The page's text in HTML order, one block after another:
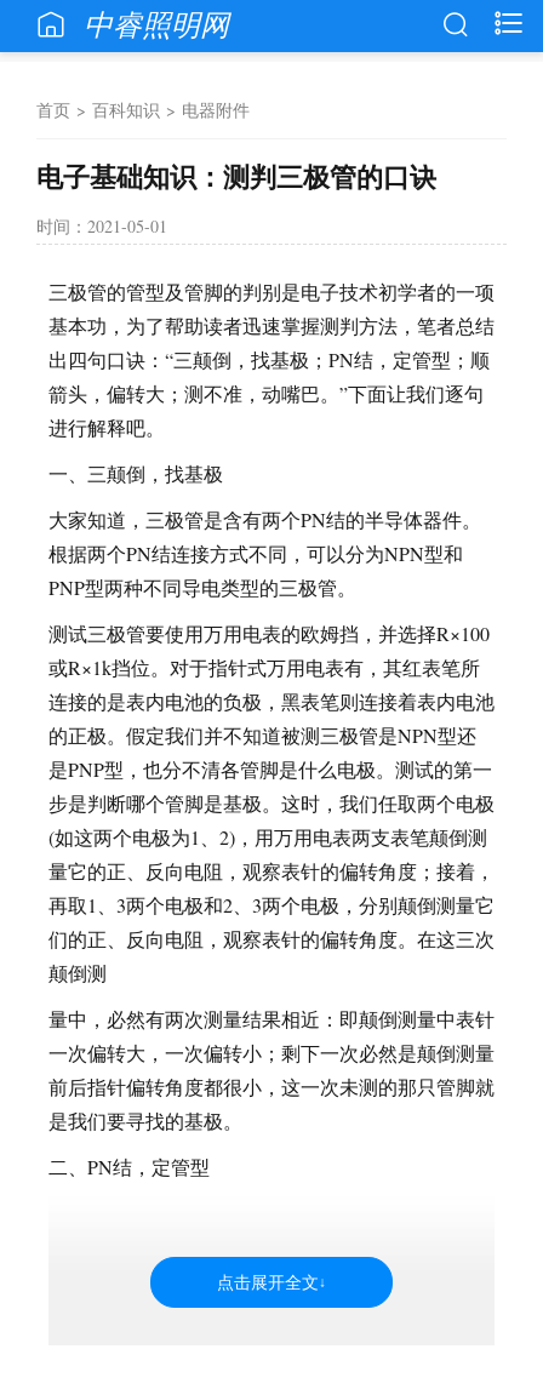
中睿照明网
首页 > 百科知识 > 电器附件
电子基础知识：测判三极管的口诀
时间：2021-05-01
三极管的管型及管脚的判别是电子技术初学者的一项
基本功，为了帮助读者迅速掌握测判方法，笔者总结
出四句口诀：“三颠倒，找基极；PN结，定管型；顺
箭头，偏转大；测不准，动嘴巴。”下面让我们逐句
进行解释吧。
一、三颠倒，找基极
大家知道，三极管是含有两个PN结的半导体器件。
根据两个PN结连接方式不同，可以分为NPN型和
PNP型两种不同导电类型的三极管。
测试三极管要使用万用电表的欧姆挡，并选择R×100
或R×1k挡位。对于指针式万用电表有，其红表笔所
连接的是表内电池的负极，黑表笔则连接着表内电池
的正极。假定我们并不知道被测三极管是NPN型还
是PNP型，也分不清各管脚是什么电极。测试的第一
步是判断哪个管脚是基极。这时，我们任取两个电极
(如这两个电极为1、2)，用万用电表两支表笔颠倒测
量它的正、反向电阻，观察表针的偏转角度；接着，
再取1、3两个电极和2、3两个电极，分别颠倒测量它
们的正、反向电阻，观察表针的偏转角度。在这三次
颠倒测
量中，必然有两次测量结果相近：即颠倒测量中表针
一次偏转大，一次偏转小；剩下一次必然是颠倒测量
前后指针偏转角度都很小，这一次未测的那只管脚就
是我们要寻找的基极。
二、PN结，定管型